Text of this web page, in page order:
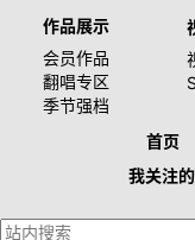
作品展示
会员作品
翻唱专区
季节强档
首页
我关注